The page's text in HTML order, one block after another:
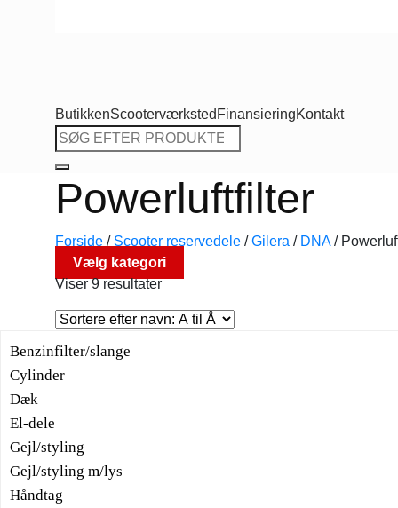
ButikkenScooterværksted FinansieringKontakt
Søg
efter:
Powerluftfilter
Forside / Scooter reservedele / Gilera / DNA /
Vælg kategori
Viser 9 resultater
Benzinfilter/slange
Cylinder
Dæk
El-dele
Gejl/styling
Gejl/styling m/lys
Håndtag